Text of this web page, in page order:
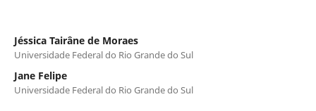
Jéssica Tairâne de Moraes
Universidade Federal do Rio Grande do Sul
Jane Felipe
Universidade Federal do Rio Grande do Sul